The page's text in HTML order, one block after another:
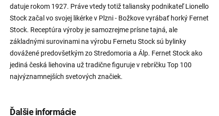
Ďalšie informácie
datuje rokom 1927. Práve vtedy totiž taliansky podnikateľ Lionello
Stock začal vo svojej likérke v Plzni - Božkove vyrábať horký Fernet
Stock. Receptúra výroby je samozrejme prísne tajná, ale
základnými surovinami na výrobu Fernetu Stock sú bylinky
dovážené predovšetkým zo Stredomoria a Álp. Fernet Stock ako
jediná česká liehovina už tradične figuruje v rebríčku Top 100
najvýznamnejších svetových značiek.